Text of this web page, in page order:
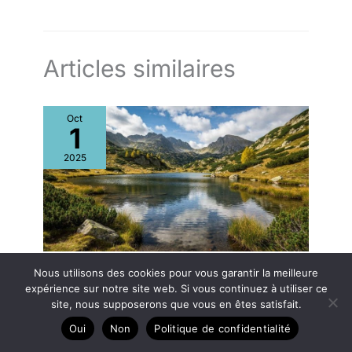
Articles similaires
Oct
1
2025
Balade aux lacs cachés des Pyrénées
Oct
1
Nous utilisons des cookies pour vous garantir la meilleure
expérience sur notre site web. Si vous continuez à utiliser ce
site, nous supposerons que vous en êtes satisfait.
Oui
Non Politique de confidentialité